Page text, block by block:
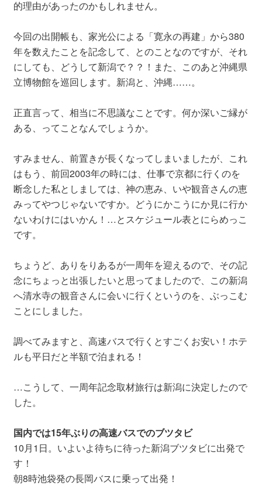
的理由があったのかもしれません。
今回の出開帳も、家光公による「寛永の再建」から380
年を数えたことを記念して、とのことなのですが、それ
にしても、どうして新潟で？？！また、このあと沖縄県
立博物館を巡回します。新潟と、沖縄……。
正直言って、相当に不思議なことです。何か深いご縁が
ある、ってことなんでしょうか。
すみません、前置きが長くなってしまいましたが、これ
はもう、前回2003年の時には、仕事で京都に行くのを
断念した私としましては、神の恵み、いや観音さんの恵
みってやつじゃないですか。どうにかこうにか見に行か
ないわけにはいかん！…とスケジュール表とにらめっこ
です。
ちょうど、ありをりあるが一周年を迎えるので、その記
念にちょっと出張したいと思ってましたので、この新潟
へ清水寺の観音さんに会いに行くというのを、ぶっこむ
ことにしました。
調べてみますと、高速バスで行くとすごくお安い！ホテ
ルも平日だと半額で泊まれる！
…こうして、一周年記念取材旅行は新潟に決定したので
した。
国内では15年ぶりの高速バスでのブツタビ
10月1日。いよいよ待ちに待った新潟ブツタビに出発で
す！
朝8時池袋発の長岡バスに乗って出発！